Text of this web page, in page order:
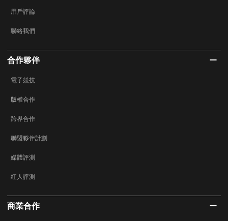
用戶評論
聯絡我們
合作夥伴
電子競技
版權合作
跨界合作
聯盟夥伴計劃
媒體評測
紅人評測
商業合作